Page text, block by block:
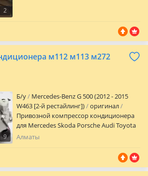
2
м112 м113 м272
9
Б/y
Mercedes-Benz G 500 (2012 - 2015
W463 [2-й рестайлинг])
оригинал
Привозной компрессор кондиционера
для Mercedes Skoda Porsche Audi Toyota
Так же имеется все остальное навесное
Алматы